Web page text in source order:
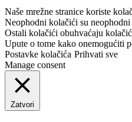
Naše mrežne stranice koriste
Neophodni kolačići su
Ostali kolačići obuhvaćaju
Upute o tome kako onemogućiti
Postavke kolačića Prihvati sve
Manage consent
Zatvori